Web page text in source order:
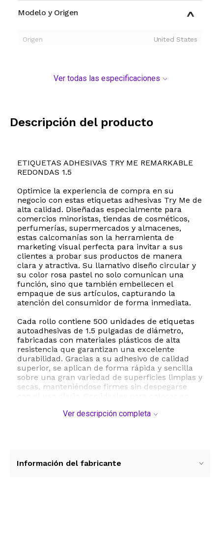
Modelo y Origen
Origen United States
Ver todas las especificaciones
Descripción del producto
ETIQUETAS ADHESIVAS TRY ME REMARKABLE
REDONDAS 1.5
Optimice la experiencia de compra en su
negocio con estas etiquetas adhesivas Try Me de
alta calidad. Diseñadas especialmente para
comercios minoristas, tiendas de cosméticos,
perfumerías, supermercados y almacenes,
estas calcomanías son la herramienta de
marketing visual perfecta para invitar a sus
clientes a probar sus productos de manera
clara y atractiva. Su llamativo diseño circular y
su color rosa pastel no solo comunican una
función, sino que también embellecen el
empaque de sus artículos, capturando la
atención del consumidor de forma inmediata.
Cada rollo contiene 500 unidades de etiquetas
autoadhesivas de 1.5 pulgadas de diámetro,
fabricadas con materiales plásticos de alta
resistencia que garantizan una excelente
durabilidad. Gracias a su adhesivo de calidad
superior, se aplican de forma rápida y sencilla
sobre una gran variedad de superficies limpias y
secas, manteniéndose firmes sin despegarse
fragancias, productos de degustación o
de su tienda, sino que también impulsan las
Ver descripción completa
Información del fabricante